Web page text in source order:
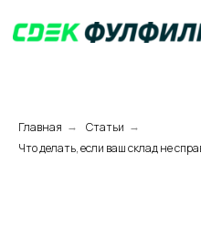
Главная → Статьи →
Что делать, если ваш склад не